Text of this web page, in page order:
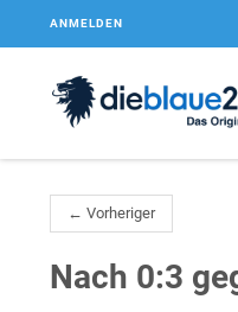
ANMELDEN
← Vorheriger
Nach 0:3